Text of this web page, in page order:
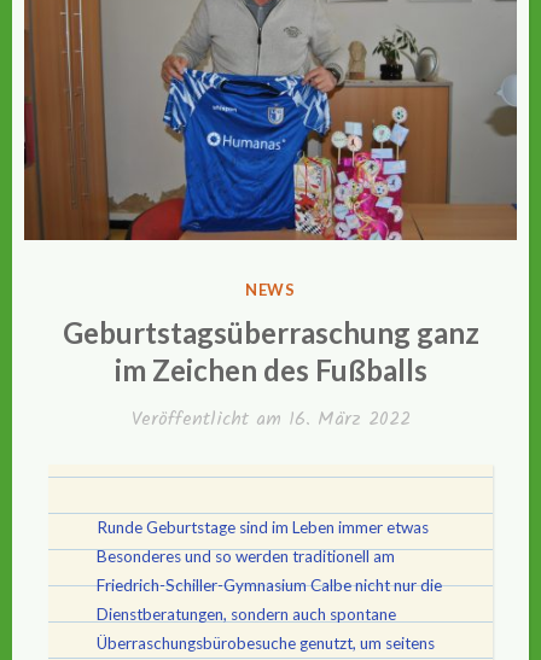
VERÖFFENTLICHT
IN
NEWS
Geburtstagsüberraschung ganz
im Zeichen des Fußballs
Veröffentlicht am 16. März 2022
Runde Geburtstage sind im Leben immer etwas
Besonderes und so werden traditionell am
Friedrich-Schiller-Gymnasium Calbe nicht nur die
Dienstberatungen, sondern auch spontane
Überraschungsbürobesuche genutzt, um seitens